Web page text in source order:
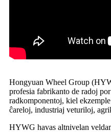
Hongyuan Wheel Group
profesia fabrikanto de radoj
radkomponentoj, kiel
ĉareloj, industriaj veturiloj,
HYWG havas altnivelan